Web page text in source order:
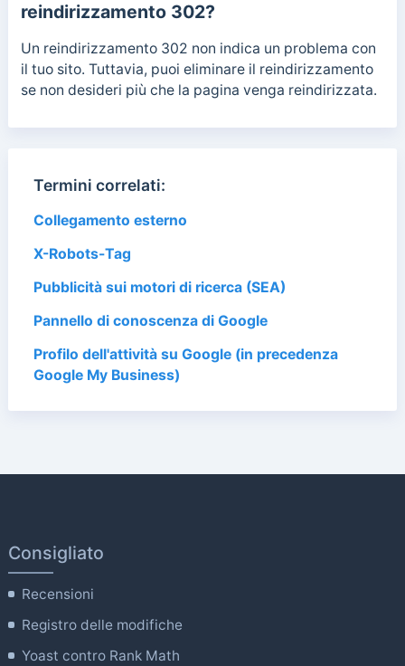
reindirizzamento 302?
Un reindirizzamento 302 non indica un problema con
il tuo sito. Tuttavia, puoi eliminare il reindirizzamento
se non desideri più che la pagina venga reindirizzata.
Termini correlati:
Collegamento esterno
X-Robots-Tag
Pubblicità sui motori di ricerca (SEA)
Pannello di conoscenza di Google
Profilo dell'attività su Google (in precedenza
Google My Business)
Consigliato
Recensioni
Registro delle modifiche
Yoast contro Rank Math